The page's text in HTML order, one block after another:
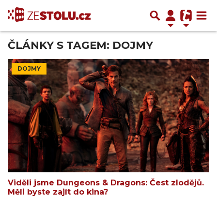
ČLÁNKY S TAGEM: DOJMY
DOJMY
Viděli jsme Dungeons & Dragons: Čest zlodějů.
Měli byste zajít do kina?